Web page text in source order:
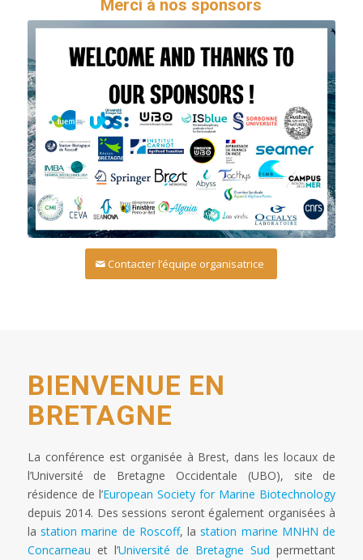
Merci à nos sponsors
Contacter l’équipe organisatrice
BIENVENUE EN
BRETAGNE
La conférence est organisée à Brest, dans les locaux de
l’Université de Bretagne Occidentale (UBO), site de
résidence de l’European Society for Marine Biotechnology
depuis 2014. Des sessions seront également organisées à
la station marine de Roscoff, lastation marine MNHN de
Concarneau et l’Université de Bretagne Sud permettant